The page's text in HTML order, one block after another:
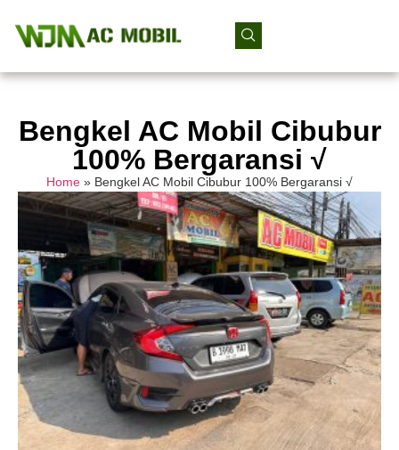
Bengkel AC Mobil Cibubur
100% Bergaransi √
Home » Bengkel AC Mobil Cibubur 100% Bergaransi √